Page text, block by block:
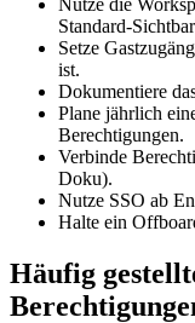
Standard-
Setze
ist.
Dokumentiere
Plane jährlich
Berechtigungen.
Verbinde
Doku).
Nutze SSO ab
Halte ein
Häufig